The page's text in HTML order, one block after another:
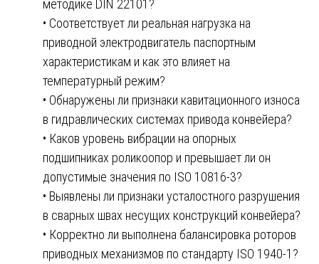
методике DIN 22101?
• Соответствует ли реальная нагрузка на
приводной электродвигатель паспортным
характеристикам и как это влияет на
температурный режим?
• Обнаружены ли признаки кавитационного износа
в гидравлических системах привода конвейера?
• Каков уровень вибрации на опорных
подшипниках роликоопор и превышает ли он
допустимые значения по ISO 10816-3?
• Выявлены ли признаки усталостного разрушения
в сварных швах несущих конструкций конвейера?
• Корректно ли выполнена балансировка роторов
приводных механизмов по стандарту ISO 1940-1?